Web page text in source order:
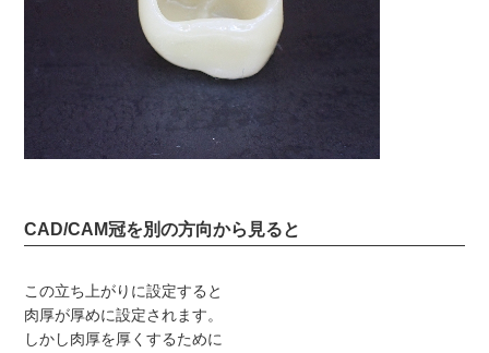
CAD/CAM冠を別の方向から見ると
この立ち上がりに設定すると
肉厚が厚めに設定されます。
しかし肉厚を厚くするために